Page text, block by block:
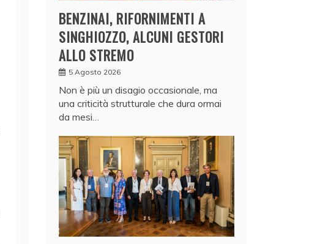
BENZINAI, RIFORNIMENTI A
SINGHIOZZO, ALCUNI GESTORI
ALLO STREMO
5 Agosto 2026
Non è più un disagio occasionale, ma
una criticità strutturale che dura ormai
da mesi…